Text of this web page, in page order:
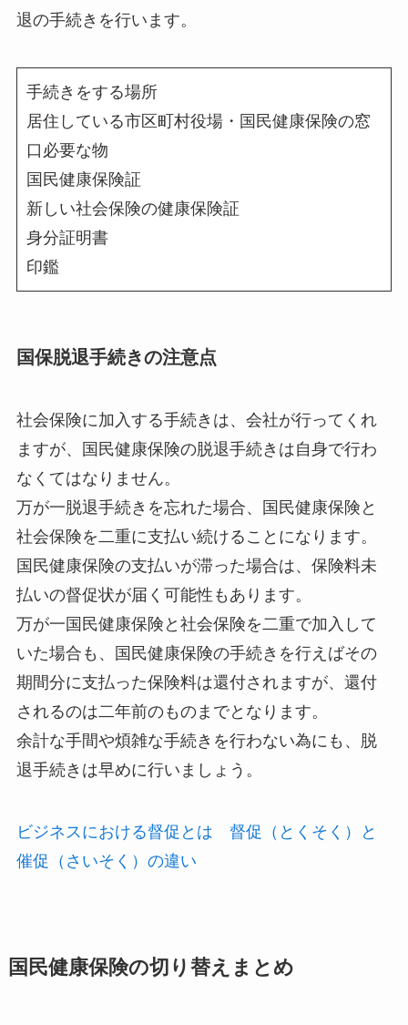
退の手続きを行います。
手続きをする場所
居住している市区町村役場・国民健康保険の窓
口 必要な物
国民健康保険証
新しい社会保険の健康保険証
身分証明書
印鑑
国保脱退手続きの注意点
社会保険に加入する手続きは、会社が行ってくれ
ますが、国民健康保険の脱退手続きは自身で行わ
なくてはなりません。
万が一脱退手続きを忘れた場合、国民健康保険と
社会保険を二重に支払い続けることになります。
国民健康保険の支払いが滞った場合は、保険料未
払いの督促状が届く可能性もあります。
万が一国民健康保険と社会保険を二重で加入して
いた場合も、国民健康保険の手続きを行えばその
期間分に支払った保険料は還付されますが、還付
されるのは二年前のものまでとなります。
余計な手間や煩雑な手続きを行わない為にも、脱
退手続きは早めに行いましょう。
ビジネスにおける督促とは 督促（とくそく）と
催促（さいそく）の違い
国民健康保険の切り替えまとめ